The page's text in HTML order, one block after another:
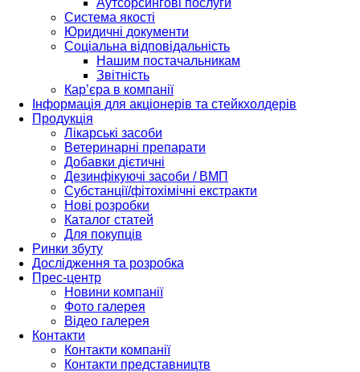
Аутсорсингові послуги
Система якості
Юридичні документи
Соціальна відповідальність
Нашим постачальникам
Звітність
Кар’єра в компанії
Інформація для акціонерів та стейкхолдерів
Продукція
Лікарські засоби
Ветеринарні препарати
Добавки дієтичні
Дезинфікуючі засоби / ВМП
Субстанції/фітохімічні екстракти
Нові розробки
Каталог статей
Для покупців
Ринки збуту
Дослідження та розробка
Прес-центр
Новини компанії
Фото галерея
Відео галерея
Контакти
Контакти компанії
Контакти представництв